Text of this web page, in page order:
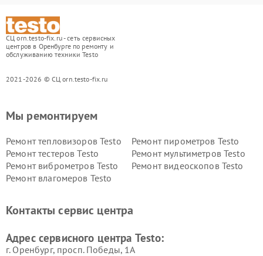
СЦ orn.testo-fix.ru - сеть сервисных
центров в Оренбурге по ремонту и
обслуживанию техники Testo
2021-2026 © СЦ orn.testo-fix.ru
Мы ремонтируем
Ремонт тепловизоров Testo
Ремонт пирометров Testo
Ремонт тестеров Testo
Ремонт мультиметров Testo
Ремонт виброметров Testo
Ремонт видеоскопов Testo
Ремонт влагомеров Testo
Контакты сервис центра
Адрес сервисного центра Testo:
г. Оренбург, просп. Победы, 1А